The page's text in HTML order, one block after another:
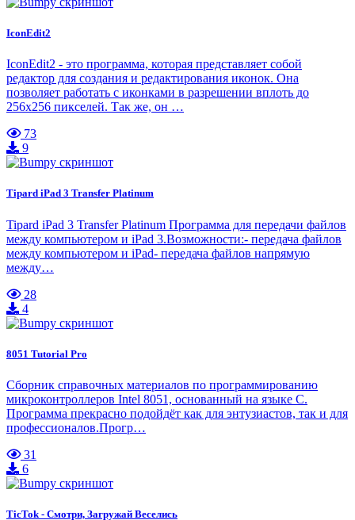
IconEdit2
IconEdit2 - это программа, которая представляет собой
редактор для создания и редактирования иконок. Она
позволяет работать с иконками в разрешении вплоть до
256x256 пикселей. Так же, он …
73
9
Tipard iPad 3 Transfer Platinum
Tipard iPad 3 Transfer Platinum Программа для передачи файлов
между компьютером и iPad 3.Возможности:- передача файлов
между компьютером и iPad- передача файлов напрямую
между…
28
4
8051 Tutorial Pro
Сборник справочных материалов по программированию
микроконтроллеров Intel 8051, основанный на языке C.
Программа прекрасно подойдёт как для энтузиастов, так и для
профессионалов.Прогр…
31
6
TicTok - Смотри, Загружай Веселись